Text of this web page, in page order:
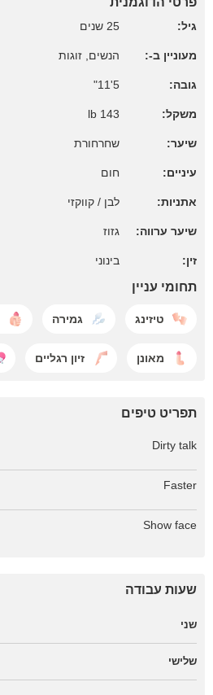
גיל: 25 שנים
מעוניין ב-: הנשים, זוגות
גובה: 5'11"
משקל: 143 lb
שיער: שחרחורת
עיניים: חום
אתניות: לבן / קווקזי
שיער ערווה: גזוז
זין: בינוני
תחומי עניין
טיזינג גמירה
מאונן זיון רגליים
תפריט טיפים
Dirty talk
Faster
Show face
שעות עבודה
שני
שלישי